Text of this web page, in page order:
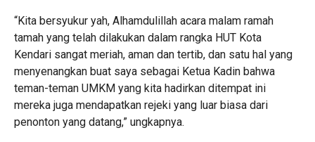
“Kita bersyukur yah, Alhamdulillah acara malam ramah
tamah yang telah dilakukan dalam rangka HUT Kota
Kendari sangat meriah, aman dan tertib, dan satu hal yang
menyenangkan buat saya sebagai Ketua Kadin bahwa
teman-teman UMKM yang kita hadirkan ditempat ini
mereka juga mendapatkan rejeki yang luar biasa dari
penonton yang datang,” ungkapnya.